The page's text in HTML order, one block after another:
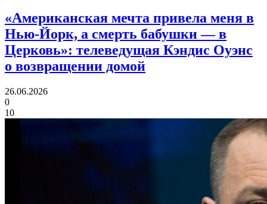
«Американская мечта привела меня в
Нью-Йорк, а смерть бабушки — в
Церковь»: телеведущая Кэндис Оуэнс
о возвращении домой
26.06.2026
0
10